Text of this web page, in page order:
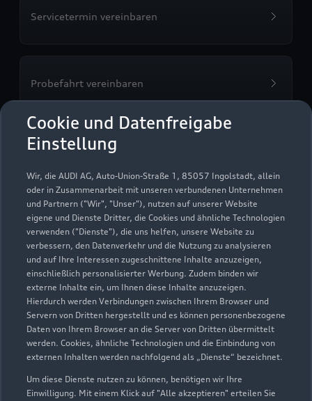
Cookie und Datenfreigabe
Einstellung
Wir, die AUDI AG, Auto-Union-Straße 1, 85057 Ingolstadt, allein
oder in Zusammenarbeit mit unseren verbundenen Unternehmen
und Partnern ("Wir", "Unser"), nutzen auf unserer Website
eigene und Dienste Dritter, die Cookies und ähnliche Technologien
verwenden ("Dienste"), die uns helfen, unsere Website zu
verbessern, den Datenverkehr und die Nutzung zu analysieren
und auf Ihre Interessen zugeschnittene Inhalte anzuzeigen,
einschließlich personalisierter Werbung. Zudem binden wir
externe Inhalte ein, um Ihnen diese Inhalte anzuzeigen.
Hierdurch werden Verbindungen zwischen Ihrem Browser und
Servern von Dritten hergestellt und es können personenbezogene
Daten von Ihrem Browser an die Server von Dritten übermittelt
werden. Cookies, ähnliche Technologien und die Einbindung von
externen Inhalten werden nachfolgend als „Dienste“ bezeichnet.
Um diese Dienste nutzen zu können, benötigen wir Ihre
Einwilligung. Mit einem Klick auf "Alle akzeptieren" erteilen Sie
Servicetermin vereinbaren
Probefahrt vereinbaren
Autoverkauf
Servicepartner
Audi Gebrauchtwagen :plus
e-tron Audi on Demand